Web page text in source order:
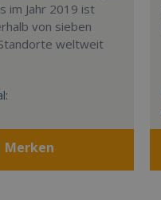
im Jahr 2019 ist
von sieben
weltweit
Merken